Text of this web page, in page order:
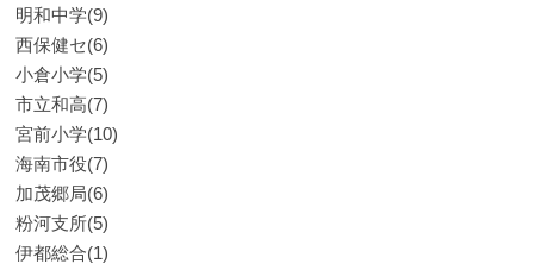
明和中学(9)
西保健セ(6)
小倉小学(5)
市立和高(7)
宮前小学(10)
海南市役(7)
加茂郷局(6)
粉河支所(5)
伊都総合(1)